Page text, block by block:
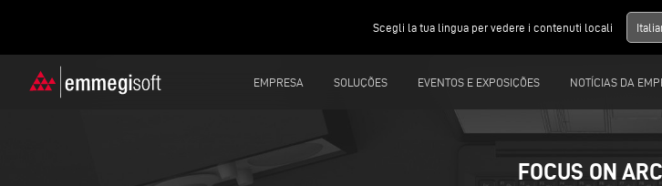
Scegli la tua lingua per vedere i contenuti locali
EMPRESA SOLUÇÕES EVENTOS E EXPOSIÇÕES NOTÍCIAS DA
FOCUS ON